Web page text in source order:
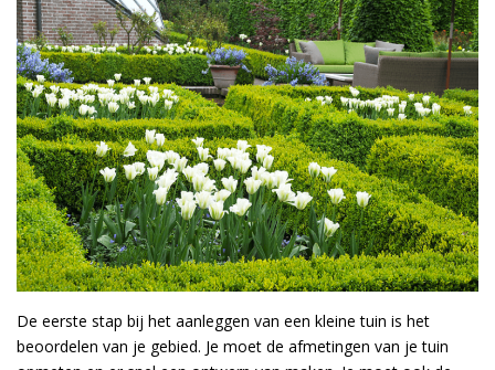
De eerste stap bij het aanleggen van een kleine tuin is het
beoordelen van je gebied. Je moet de afmetingen van je tuin